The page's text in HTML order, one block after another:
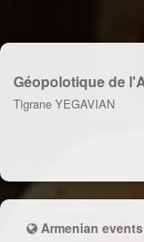
Géopolotique de
Tigrane YEGAVIAN
Armenian